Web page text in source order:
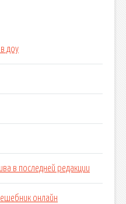
доу
в последней редакции
онлайн